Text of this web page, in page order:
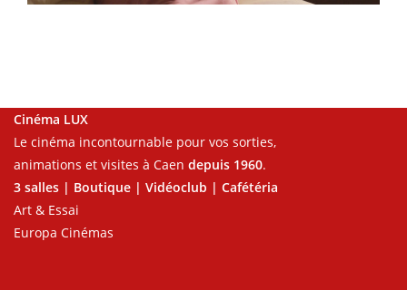
Cinéma LUX
Le cinéma incontournable pour vos sorties,
animations et visites à Caen depuis 1960.
3 salles | Boutique | Vidéoclub | Cafétéria
Art & Essai
Europa Cinémas